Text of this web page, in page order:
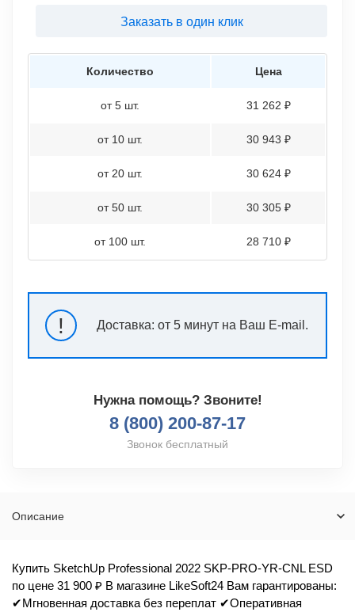
Заказать в один клик
Количество Цена
от 5 шт. 31 262 ₽
от 10 шт. 30 943 ₽
от 20 шт. 30 624 ₽
от 50 шт. 30 305 ₽
от 100 шт. 28 710 ₽
! Доставка: от 5 минут на Ваш E-mail.
Нужна помощь? Звоните!
8 (800) 200-87-17
Звонок бесплатный
Описание
Купить SketchUp Professional 2022 SKP-PRO-YR-CNL ESD
по цене 31 900 ₽ В магазине LikeSoft24 Вам гарантированы:
✔Мгновенная доставка без переплат ✔Оперативная